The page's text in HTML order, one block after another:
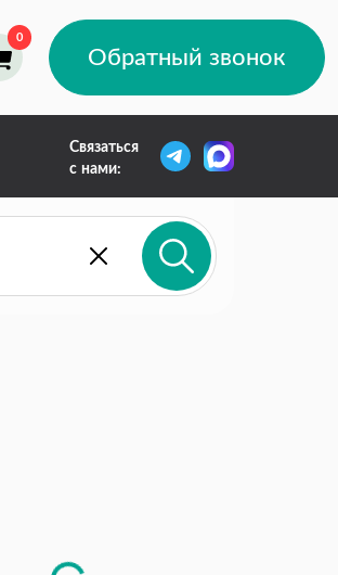
Обратный звонок
Связаться
с нами: